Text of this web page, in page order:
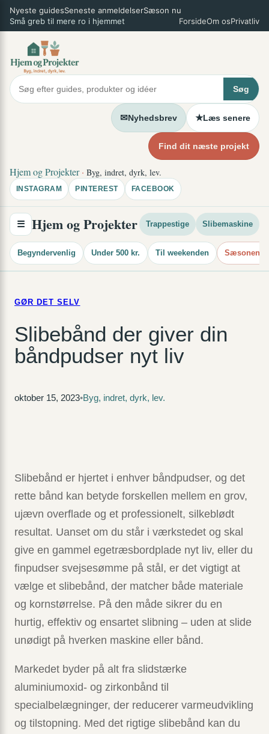
Spring
indhold
Nyeste guidesSeneste anmeldelserSæson nu
Små greb til mere ro i hjemmet
ForsideOm osPrivatliv
Søg
✉Nyhedsbrev ★Læs senere
Find dit næste projekt
Hjem og Projekter· Byg, indret, dyrk, lev.
INSTAGRAM PINTEREST FACEBOOK
☰ Hjem og Projekter Trappestige Slibemaskine
Begyndervenlig Under 500 kr. Til weekenden Sæsonens
GØR DET SELV
Slibebånd der giver din
båndpudser nyt liv
oktober 15, 2023•Byg, indret, dyrk, lev.
Slibebånd er hjertet i enhver båndpudser, og det
rette bånd kan betyde forskellen mellem en grov,
ujævn overflade og et professionelt, silkeblødt
resultat. Uanset om du står i værkstedet og skal
give en gammel egetræsbordplade nyt liv, eller du
finpudser svejsesømme på stål, er det vigtigt at
vælge et slibebånd, der matcher både materiale
og kornstørrelse. På den måde sikrer du en
hurtig, effektiv og ensartet slibning – uden at slide
unødigt på hverken maskine eller bånd.
Markedet byder på alt fra slidstærke
aluminiumoxid- og zirkonbånd til
specialbelægninger, der reducerer varmeudvikling
og tilstopning. Med det rigtige slibebånd kan du